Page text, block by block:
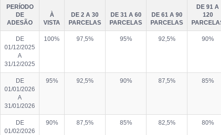
PERÍODO
DE
ADESÃO
À
VISTA
DE 2 A 30
PARCELAS
DE 31 A 60
PARCELAS
DE 61 A 90
PARCELAS
DE 91 A
120
DE
01/12/2025
A
31/12/2025
100% 97,5% 95% 92,5% 90%
DE
01/01/2026
A
31/01/2026
95% 92,5% 90% 87,5% 85%
DE
01/02/2026
90% 87,5% 85% 82,5% 80%